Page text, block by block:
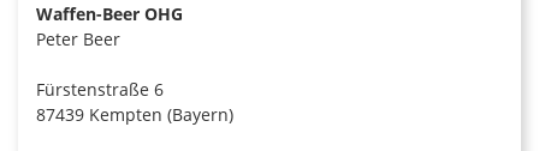
Waffen-Beer OHG
Peter Beer
Fürstenstraße 6
87439 Kempten (Bayern)